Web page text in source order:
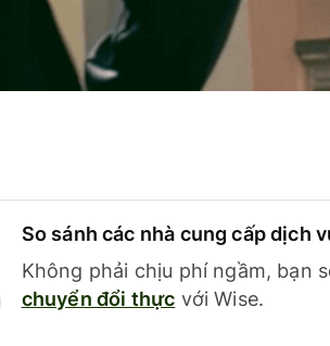
So sánh các nhà cung cấp dịch
Không phải chịu phí ngầm, bạn
chuyển đổi thực với Wise.